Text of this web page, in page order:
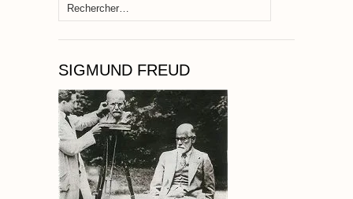
Rechercher :
SIGMUND FREUD